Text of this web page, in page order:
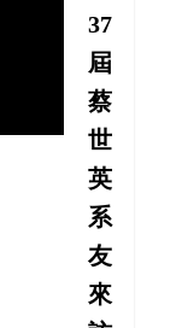
37
屆
蔡
世
英
系
友
來